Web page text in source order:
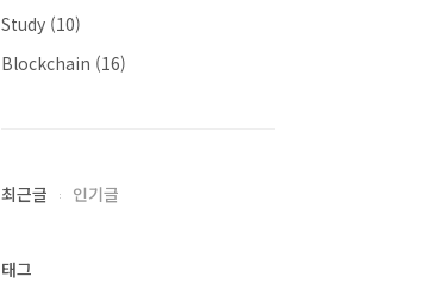
Study (10)
Blockchain (16)
최근글 인기글
태그